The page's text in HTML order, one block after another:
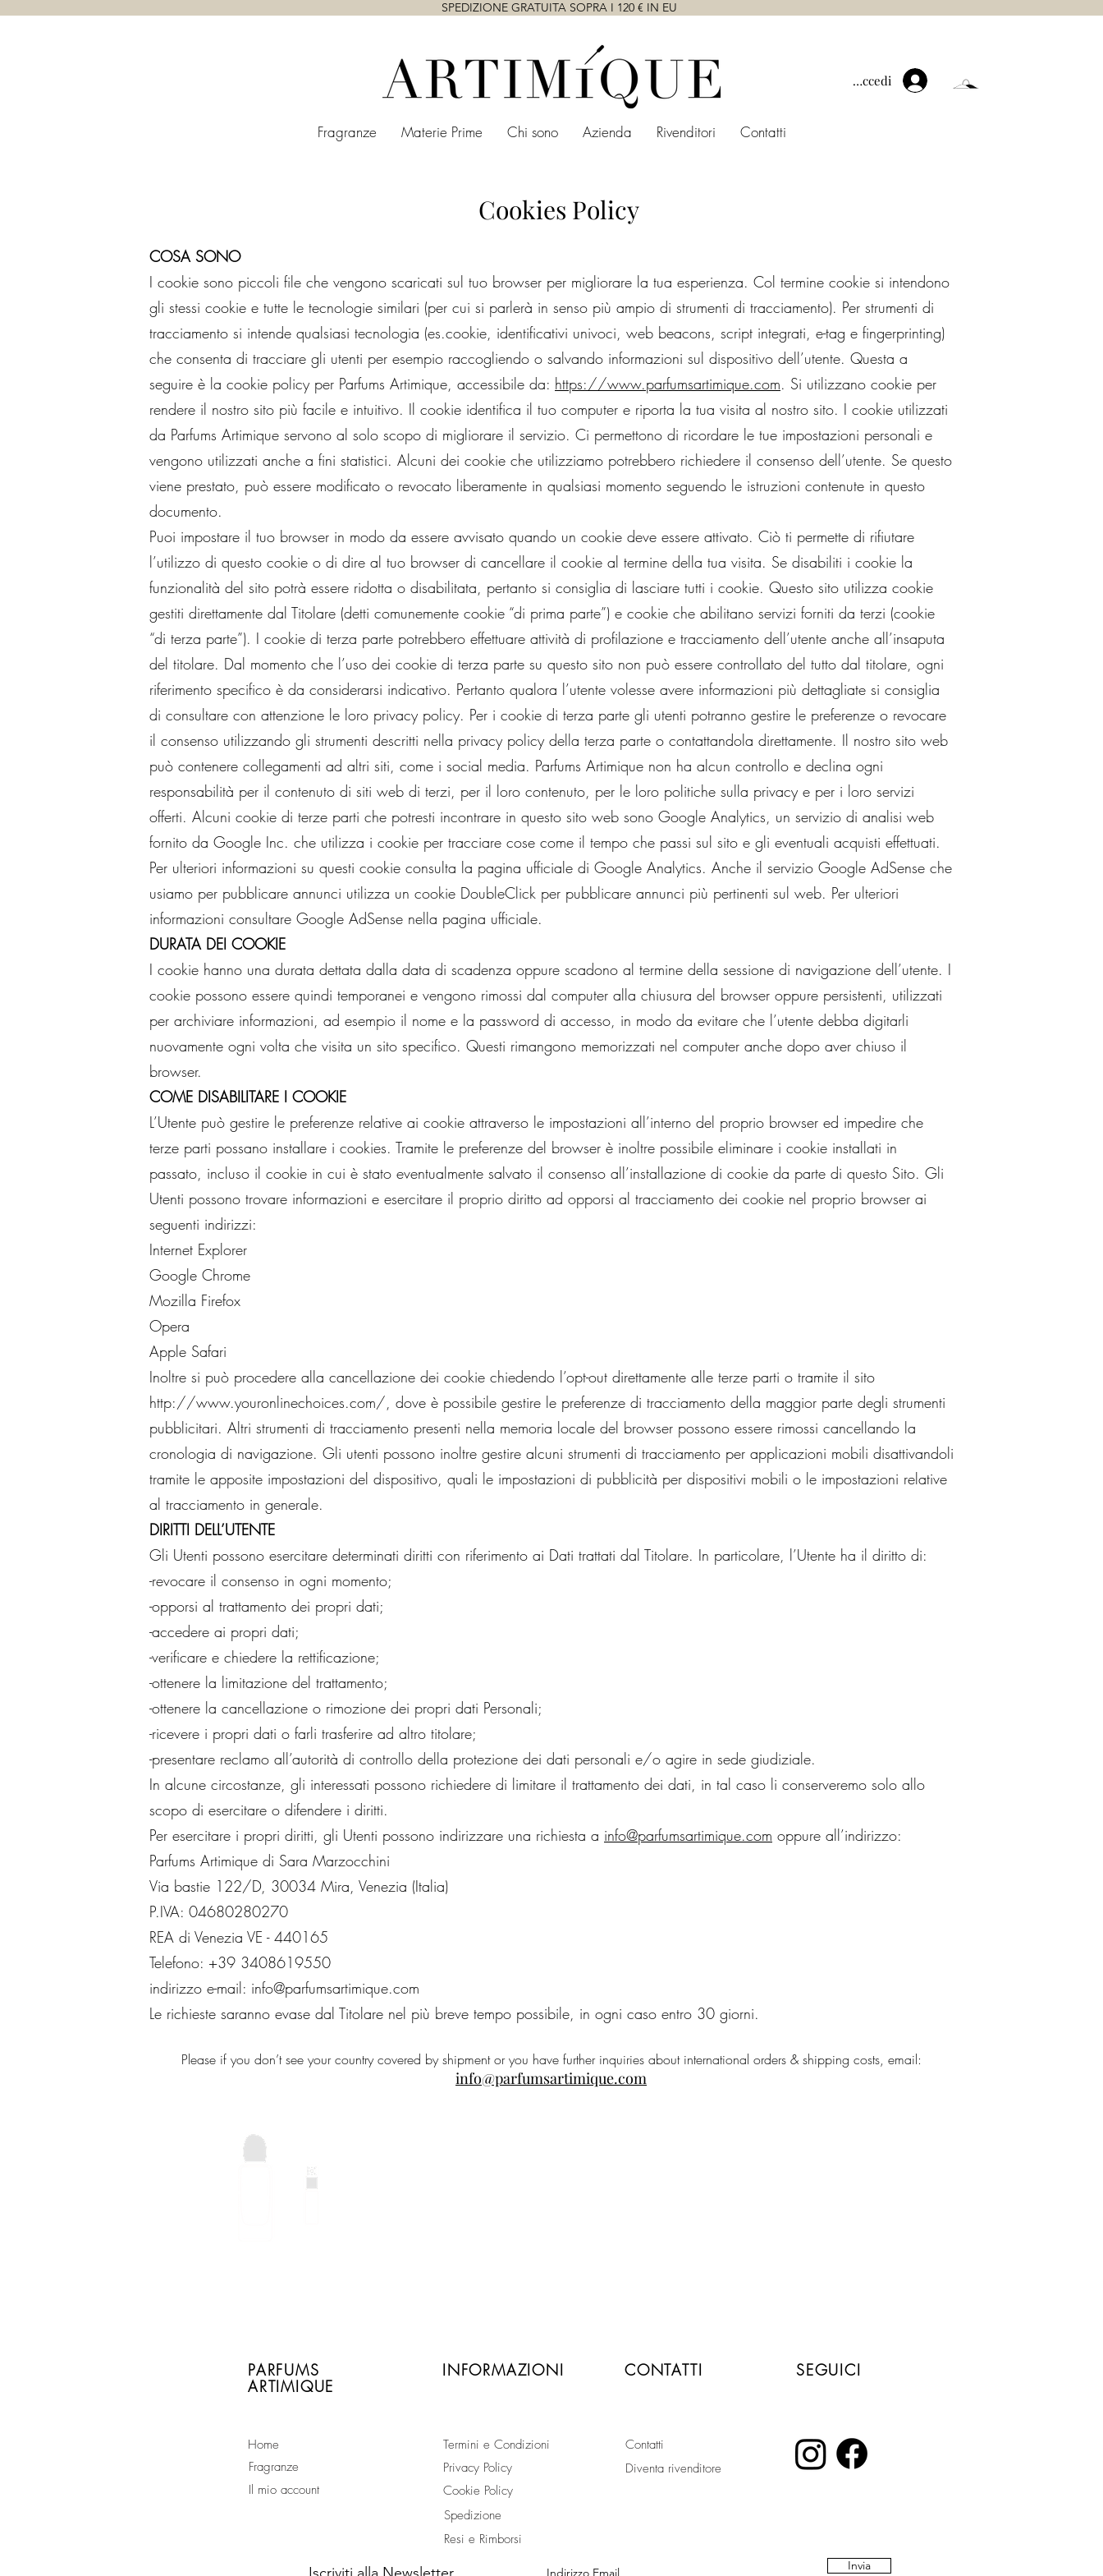
Accedi
SPEDIZIONE GRATUITA SOPRA I 120 € IN EU
Fragranze Materie Prime Chi sono Azienda Rivenditori Contatti
Cookies Policy
COSA SONO
I cookie sono piccoli file che vengono scaricati sul tuo browser per migliorare la tua esperienza. Col termine cookie si intendono
gli stessi cookie e tutte le tecnologie similari (per cui si parlerà in senso più ampio di strumenti di tracciamento). Per strumenti di
tracciamento si intende qualsiasi tecnologia (es.cookie, identificativi univoci, web beacons, script integrati, e-tag e fingerprinting)
che consenta di tracciare gli utenti per esempio raccogliendo o salvando informazioni sul dispositivo dell’utente. Questa a
seguire è la cookie policy per Parfums Artimique, accessibile da: https://www.parfumsartimique.com. Si utilizzano cookie per
rendere il nostro sito più facile e intuitivo. Il cookie identifica il tuo computer e riporta la tua visita al nostro sito. I cookie utilizzati
da Parfums Artimique servono al solo scopo di migliorare il servizio. Ci permettono di ricordare le tue impostazioni personali e
vengono utilizzati anche a fini statistici. Alcuni dei cookie che utilizziamo potrebbero richiedere il consenso dell’utente. Se questo
viene prestato, può essere modificato o revocato liberamente in qualsiasi momento seguendo le istruzioni contenute in questo
documento.
Puoi impostare il tuo browser in modo da essere avvisato quando un cookie deve essere attivato. Ciò ti permette di rifiutare
l’utilizzo di questo cookie o di dire al tuo browser di cancellare il cookie al termine della tua visita. Se disabiliti i cookie la
funzionalità del sito potrà essere ridotta o disabilitata, pertanto si consiglia di lasciare tutti i cookie. Questo sito utilizza cookie
gestiti direttamente dal Titolare (detti comunemente cookie “di prima parte”) e cookie che abilitano servizi forniti da terzi (cookie
“di terza parte”). I cookie di terza parte potrebbero effettuare attività di profilazione e tracciamento dell’utente anche all’insaputa
del titolare. Dal momento che l’uso dei cookie di terza parte su questo sito non può essere controllato del tutto dal titolare, ogni
riferimento specifico è da considerarsi indicativo. Pertanto qualora l’utente volesse avere informazioni più dettagliate si consiglia
di consultare con attenzione le loro privacy policy. Per i cookie di terza parte gli utenti potranno gestire le preferenze o revocare
il consenso utilizzando gli strumenti descritti nella privacy policy della terza parte o contattandola direttamente. Il nostro sito web
può contenere collegamenti ad altri siti, come i social media. Parfums Artimique non ha alcun controllo e declina ogni
responsabilità per il contenuto di siti web di terzi, per il loro contenuto, per le loro politiche sulla privacy e per i loro servizi
offerti. Alcuni cookie di terze parti che potresti incontrare in questo sito web sono Google Analytics, un servizio di analisi web
fornito da Google Inc. che utilizza i cookie per tracciare cose come il tempo che passi sul sito e gli eventuali acquisti effettuati.
Per ulteriori informazioni su questi cookie consulta la pagina ufficiale di Google Analytics. Anche il servizio Google AdSense che
usiamo per pubblicare annunci utilizza un cookie DoubleClick per pubblicare annunci più pertinenti sul web. Per ulteriori
informazioni consultare Google AdSense nella pagina ufficiale.
DURATA DEI COOKIE
I cookie hanno una durata dettata dalla data di scadenza oppure scadono al termine della sessione di navigazione dell’utente. I
cookie possono essere quindi temporanei e vengono rimossi dal computer alla chiusura del browser oppure persistenti, utilizzati
per archiviare informazioni, ad esempio il nome e la password di accesso, in modo da evitare che l’utente debba digitarli
nuovamente ogni volta che visita un sito specifico. Questi rimangono memorizzati nel computer anche dopo aver chiuso il
browser.
COME DISABILITARE I COOKIE
L’Utente può gestire le preferenze relative ai cookie attraverso le impostazioni all’interno del proprio browser ed impedire che
terze parti possano installare i cookies. Tramite le preferenze del browser è inoltre possibile eliminare i cookie installati in
passato, incluso il cookie in cui è stato eventualmente salvato il consenso all’installazione di cookie da parte di questo Sito. Gli
Utenti possono trovare informazioni e esercitare il proprio diritto ad opporsi al tracciamento dei cookie nel proprio browser ai
seguenti indirizzi:
Internet Explorer
Google Chrome
Mozilla Firefox
Opera
Apple Safari
Inoltre si può procedere alla cancellazione dei cookie chiedendo l’opt-out direttamente alle terze parti o tramite il sito
http://www.youronlinechoices.com/, dove è possibile gestire le preferenze di tracciamento della maggior parte degli strumenti
pubblicitari. Altri strumenti di tracciamento presenti nella memoria locale del browser possono essere rimossi cancellando la
cronologia di navigazione. Gli utenti possono inoltre gestire alcuni strumenti di tracciamento per applicazioni mobili disattivandoli
tramite le apposite impostazioni del dispositivo, quali le impostazioni di pubblicità per dispositivi mobili o le impostazioni relative
al tracciamento in generale.
DIRITTI DELL’UTENTE
Gli Utenti possono esercitare determinati diritti con riferimento ai Dati trattati dal Titolare. In particolare, l’Utente ha il diritto di:
-revocare il consenso in ogni momento;
-opporsi al trattamento dei propri dati;
-accedere ai propri dati;
-verificare e chiedere la rettificazione;
-ottenere la limitazione del trattamento;
-ottenere la cancellazione o rimozione dei propri dati Personali;
-ricevere i propri dati o farli trasferire ad altro titolare;
-presentare reclamo all’autorità di controllo della protezione dei dati personali e/o agire in sede giudiziale.
In alcune circostanze, gli interessati possono richiedere di limitare il trattamento dei dati, in tal caso li conserveremo solo allo
scopo di esercitare o difendere i diritti.
Per esercitare i propri diritti, gli Utenti possono indirizzare una richiesta a info@parfumsartimique.com oppure all’indirizzo:
Parfums Artimique di Sara Marzocchini
Via bastie 122/D, 30034 Mira, Venezia (Italia)
P.IVA: 04680280270
REA di Venezia VE - 440165
Telefono: +39 3408619550
indirizzo e-mail: info@parfumsartimique.com
Le richieste saranno evase dal Titolare nel più breve tempo possibile, in ogni caso entro 30 giorni.
Please if you don’t see your country covered by shipment or you have further inquiries about international orders & shipping costs, email:
info@parfumsartimique.com
PARFUMS
ARTIMIQUE
INFORMAZIONI CONTATTI SEGUICI
Home
Fragranze
Il mio account
Termini e Condizioni
Privacy Policy
Cookie Policy
Contatti
Diventa rivenditore
Spedizione
Resi e Rimborsi
Invia